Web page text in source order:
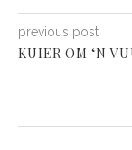
previous post
KUIER OM ‘N